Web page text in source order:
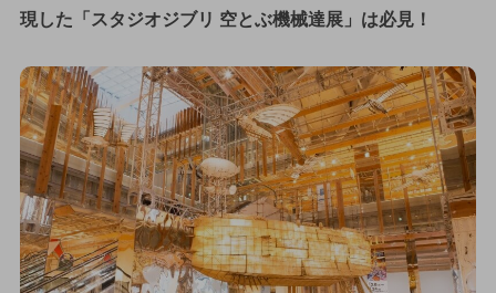
現した「スタジオジブリ 空とぶ機械達展」は必見！